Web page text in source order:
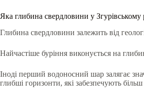
Яка глибина свердловини у Згурівському
Глибина свердловини залежить від
Найчастіше буріння виконується на
Іноді перший водоносний шар залягає
глибші горизонти, які забезпечують більш